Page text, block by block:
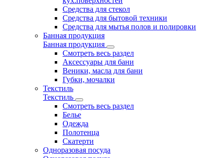
Средства для стекол
Средства для бытовой техники
Средства для мытья полов и полировки
Банная продукция
Банная продукция
Смотреть весь раздел
Аксессуары для бани
Веники, масла для бани
Губки, мочалки
Текстиль
Текстиль
Смотреть весь раздел
Белье
Одежда
Полотенца
Скатерти
Одноразовая посуда